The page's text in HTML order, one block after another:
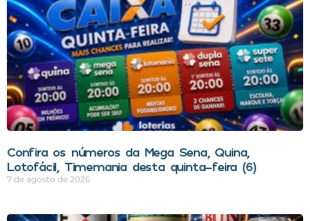
Confira os números da Mega Sena, Quina,
Lotofácil, Timemania desta quinta-feira (6)
7 de agosto de 2026